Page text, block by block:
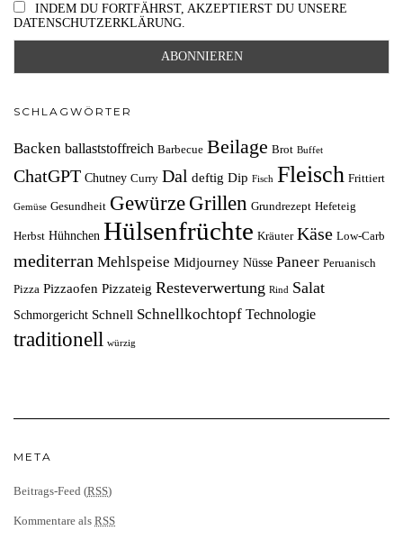
INDEM DU FORTFÄHRST, AKZEPTIERST DU UNSERE
DATENSCHUTZERKLÄRUNG.
SCHLAGWÖRTER
Backen ballaststoffreich Barbecue Beilage Brot Buffet
ChatGPT Chutney Curry Dal deftig Dip Fisch Fleisch Frittiert
Gemüse Gesundheit Gewürze Grillen Grundrezept Hefeteig
Herbst Hühnchen Hülsenfrüchte Kräuter Käse Low-Carb
mediterran Mehlspeise Midjourney Nüsse Paneer Peruanisch
Pizza Pizzaofen Pizzateig Resteverwertung Rind Salat
Schmorgericht Schnell Schnellkochtopf Technologie
traditionell würzig
META
Beitrags-Feed (RSS)
Kommentare als RSS